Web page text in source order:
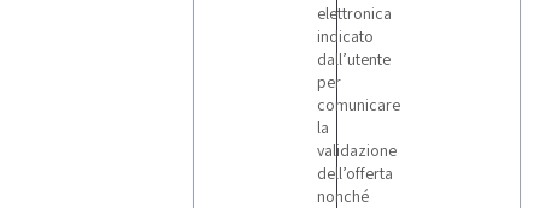
elettronica
indicato
dall’utente
per
comunicare
la
validazione
dell’offerta
nonché